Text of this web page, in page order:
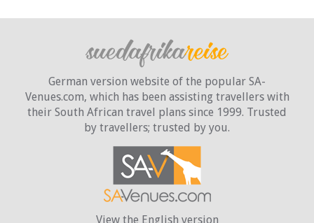
German version website of the popular SA-
Venues.com, which has been assisting travellers with
their South African travel plans since 1999. Trusted
by travellers; trusted by you.
View the English version